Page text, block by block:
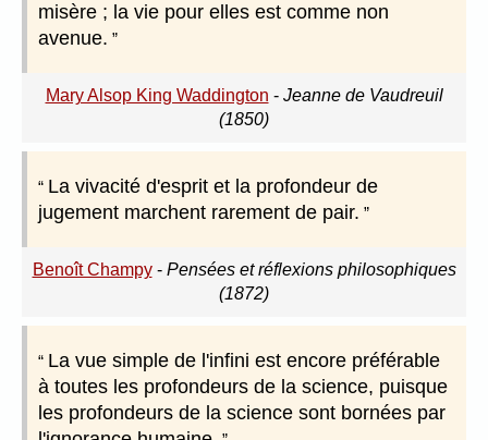
misère ; la vie pour elles est comme non
avenue.
Mary Alsop King Waddington - Jeanne de Vaudreuil
(1850)
La vivacité d'esprit et la profondeur de
jugement marchent rarement de pair.
Benoît Champy- Pensées et réflexions philosophiques
(1872)
La vue simple de l'infini est encore préférable
à toutes les profondeurs de la science, puisque
les profondeurs de la science sont bornées par